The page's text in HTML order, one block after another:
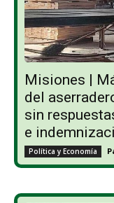
Misiones |
del
sin
e
Política y Economía